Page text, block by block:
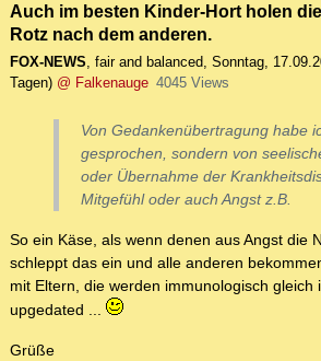
Auch im besten Kinder-Hort holen
Rotz nach dem anderen.
FOX-NEWS, fair and balanced, Sonntag,
Tagen) @ Falkenauge 4045 Views
Von Gedankenübertragung habe
gesprochen, sondern von
oder Übernahme der
Mitgefühl oder auch Angst z.B.
So ein Käse, als wenn denen aus Angst die
schleppt das ein und alle anderen
mit Eltern, die werden immunologisch gleich
upgedated ...
Grüße